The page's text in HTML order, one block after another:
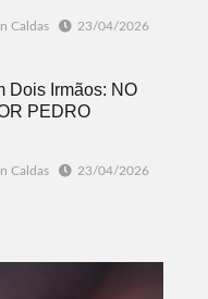
Caldas 23/04/2026
Dois Irmãos: NO
PEDRO
Caldas 23/04/2026